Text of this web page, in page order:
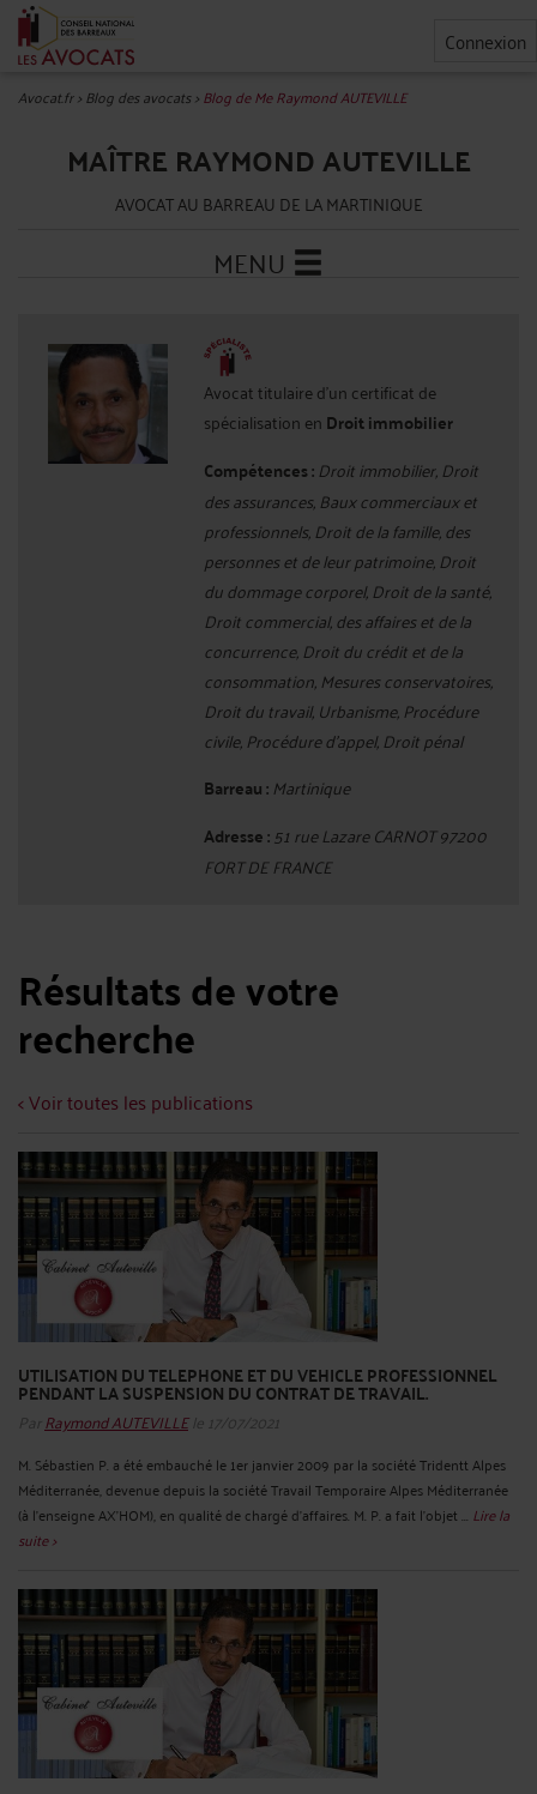
Connexion
Avocat.fr>Blog des avocats>Blog de Me Raymond AUTEVILLE
MAÎTRE RAYMOND AUTEVILLE
AVOCAT AU BARREAU DE LA MARTINIQUE
MENU
Avocat titulaire d'un certificat de
spécialisation en Droit immobilier
Compétences : Droit immobilier, Droit
des assurances, Baux commerciaux et
professionnels, Droit de la famille, des
personnes et de leur patrimoine, Droit
du dommage corporel, Droit de la santé,
Droit commercial, des affaires et de la
concurrence, Droit du crédit et de la
consommation, Mesures conservatoires,
Droit du travail, Urbanisme, Procédure
civile, Procédure d'appel, Droit pénal
Barreau : Martinique
Adresse :51 rue Lazare CARNOT 97200
FORT DE FRANCE
Résultats de votre
recherche
< Voir toutes les publications
UTILISATION DU TELEPHONE ET DU VEHICLE PROFESSIONNEL
PENDANT LA SUSPENSION DU CONTRAT DE TRAVAIL.
Par Raymond AUTEVILLEle 17/07/2021
M. Sébastien P. a été embauché le 1er janvier 2009 par la société Tridentt Alpes
Méditerranée, devenue depuis la société Travail Temporaire Alpes Méditerranée
(à l'enseigne AX'HOM), en qualité de chargé d'affaires. M. P. a fait l'objet ... Lire la
suite >